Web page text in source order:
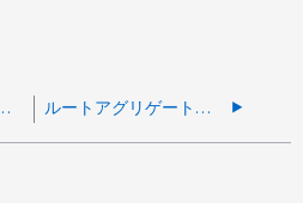
トがブートLUNにアクセスできなくなる ルートアグリゲートの移行後、暗号化キーの障害によりノードが起動しない